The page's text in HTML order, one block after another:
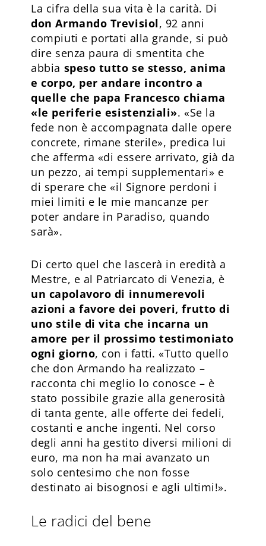
La cifra della sua vita è la carità. Di
don Armando Trevisiol, 92 anni
compiuti e portati alla grande, si può
dire senza paura di smentita che
abbia speso tutto se stesso, anima
e corpo, per andare incontro a
quelle che papa Francesco chiama
«le periferie esistenziali». «Se la
fede non è accompagnata dalle opere
concrete, rimane sterile», predica lui
che afferma «di essere arrivato, già da
un pezzo, ai tempi supplementari» e
di sperare che «il Signore perdoni i
miei limiti e le mie mancanze per
poter andare in Paradiso, quando
sarà».
Di certo quel che lascerà in eredità a
Mestre, e al Patriarcato di Venezia, è
un capolavoro di innumerevoli
azioni a favore dei poveri, frutto di
uno stile di vita che incarna un
amore per il prossimo testimoniato
ogni giorno, con i fatti. «Tutto quello
che don Armando ha realizzato –
racconta chi meglio lo conosce – è
stato possibile grazie alla generosità
di tanta gente, alle offerte dei fedeli,
costanti e anche ingenti. Nel corso
degli anni ha gestito diversi milioni di
euro, ma non ha mai avanzato un
solo centesimo che non fosse
destinato ai bisognosi e agli ultimi!».
Le radici del bene